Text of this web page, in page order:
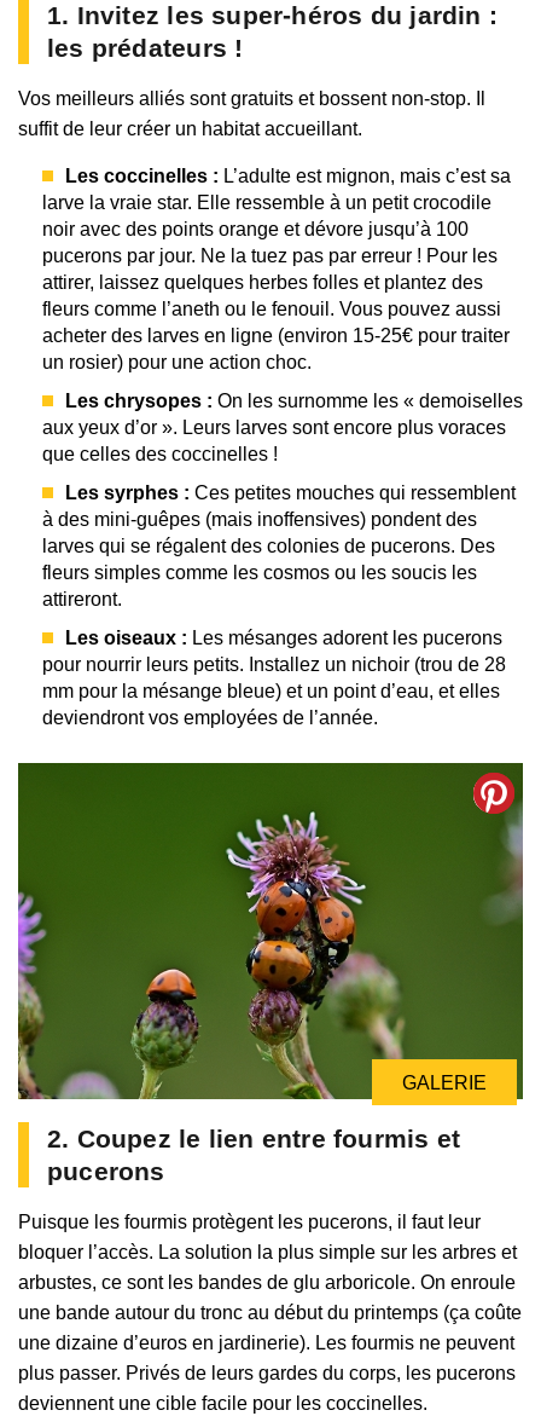
1. Invitez les super-héros du jardin :
les prédateurs !
Vos meilleurs alliés sont gratuits et bossent non-stop. Il
suffit de leur créer un habitat accueillant.
Les coccinelles : L’adulte est mignon, mais c’est sa
larve la vraie star. Elle ressemble à un petit crocodile
noir avec des points orange et dévore jusqu’à 100
pucerons par jour. Ne la tuez pas par erreur ! Pour les
attirer, laissez quelques herbes folles et plantez des
fleurs comme l’aneth ou le fenouil. Vous pouvez aussi
acheter des larves en ligne (environ 15-25€ pour traiter
un rosier) pour une action choc.
Les chrysopes : On les surnomme les « demoiselles
aux yeux d’or ». Leurs larves sont encore plus voraces
que celles des coccinelles !
Les syrphes : Ces petites mouches qui ressemblent
à des mini-guêpes (mais inoffensives) pondent des
larves qui se régalent des colonies de pucerons. Des
fleurs simples comme les cosmos ou les soucis les
attireront.
Les oiseaux : Les mésanges adorent les pucerons
pour nourrir leurs petits. Installez un nichoir (trou de 28
mm pour la mésange bleue) et un point d’eau, et elles
deviendront vos employées de l’année.
GALERIE
2. Coupez le lien entre fourmis et
pucerons
Puisque les fourmis protègent les pucerons, il faut leur
bloquer l’accès. La solution la plus simple sur les arbres et
arbustes, ce sont les bandes de glu arboricole. On enroule
une bande autour du tronc au début du printemps (ça coûte
une dizaine d’euros en jardinerie). Les fourmis ne peuvent
plus passer. Privés de leurs gardes du corps, les pucerons
deviennent une cible facile pour les coccinelles.